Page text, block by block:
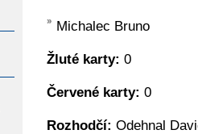
Michalec Bruno
Žluté karty: 0
Červené karty: 0
Rozhodčí: Odehnal